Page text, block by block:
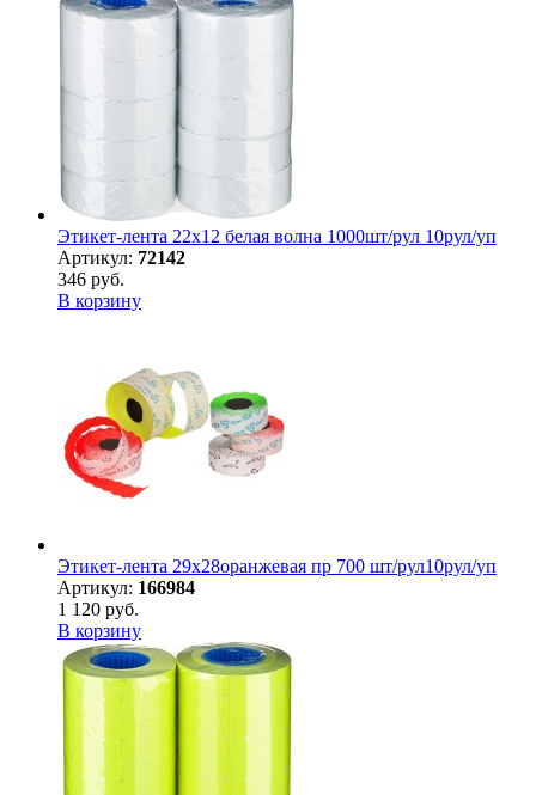
Этикет-лента 22х12 белая волна 1000шт/рул 10рул/уп
Артикул: 72142
346 руб.
В корзину
Этикет-лента 29х28оранжевая пр 700 шт/рул10рул/уп
Артикул: 166984
1 120 руб.
В корзину